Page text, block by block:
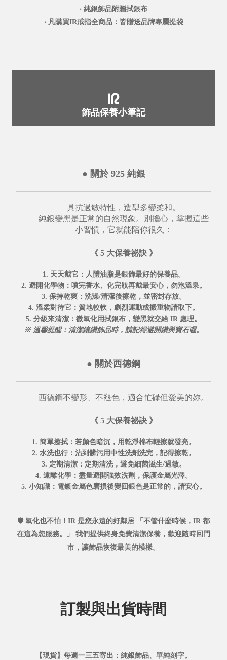
‧ 純銀飾品附贈拭銀布
‧ 凡購買IR戒指全商品：皆贈送品牌專屬提袋
飾品保養小筆記
● 關於 925 純銀
具抗過敏特性，造型多變柔和。
純銀變黑是正常的自然現象。別擔心，掌握這些
小習慣，它就能陪你很久：
《 5 大保養祕訣 》
1. 天天戴它 ：人體油脂是銀飾最好的保養品。
2. 避開化學物：噴完香水、化完妝再戴最安心，勿泡溫泉。
3. 保持乾爽：洗澡/清潔後擦乾，並密封存放。
4. 溫柔對待它 ：質地較軟，劇烈運動或搬重物請取下。
5. 分級來清潔 ：微氧化用拭銀布，變黑就交給 IR 處理。
※ 溫馨提醒：清潔鑲鑽飾品時，請記得避開鑽與寶石喔。
● 關於西德鋼
西德鋼不變形、不褪色，適合忙碌但愛美的妳。
《 5 大保養祕訣 》
1. 簡單擦拭：若顏色暗沉，用乾淨棉布輕擦就發亮。
2. 水洗也行：沾到髒污用中性洗劑洗完，記得擦乾。
3. 定期清潔：定期清洗，避免細菌滋生/過敏。
4. 遠離化學：盡量避開強效洗劑，保護金屬光澤。
5. 小知識：電鍍金屬色磨損後變回銀色是正常的，請安心。
🛡️ 氧化也不怕！IR 是您永遠的好鄰居
「不管什麼時候，IR 都
在這為您服務。」
我們提供終身免費清潔保養， 歡迎隨時回門
市，讓飾品恢復最美的模樣。
訂製與出貨時間
【現貨】每週一三五寄出：純銀飾品、單純刻字。